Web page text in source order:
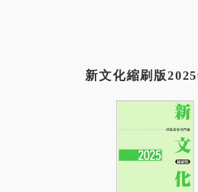
新文化縮刷版